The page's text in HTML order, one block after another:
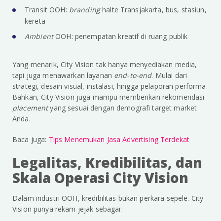
Transit OOH: brandinghalte Transjakarta, bus, stasiun,
kereta
AmbientOOH: penempatan kreatif di ruang publik
Yang menarik, City Vision tak hanya menyediakan media,
tapi juga menawarkan layanan end-to-end. Mulai dari
strategi, desain visual, instalasi, hingga pelaporan performa.
Bahkan, City Vision juga mampu memberikan rekomendasi
placementyang sesuai dengan demografi target market
Anda.
Baca juga: Tips Menemukan Jasa Advertising Terdekat
Legalitas, Kredibilitas, dan
Skala Operasi City Vision
Dalam industri OOH, kredibilitas bukan perkara sepele. City
Vision punya rekam jejak sebagai: